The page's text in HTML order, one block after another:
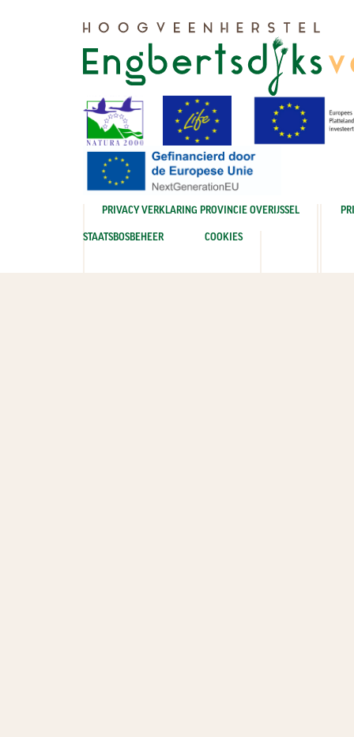
PRIVACY VERKLARING PROVINCIE OVERIJSSEL
STAATSBOSBEHEER COOKIES